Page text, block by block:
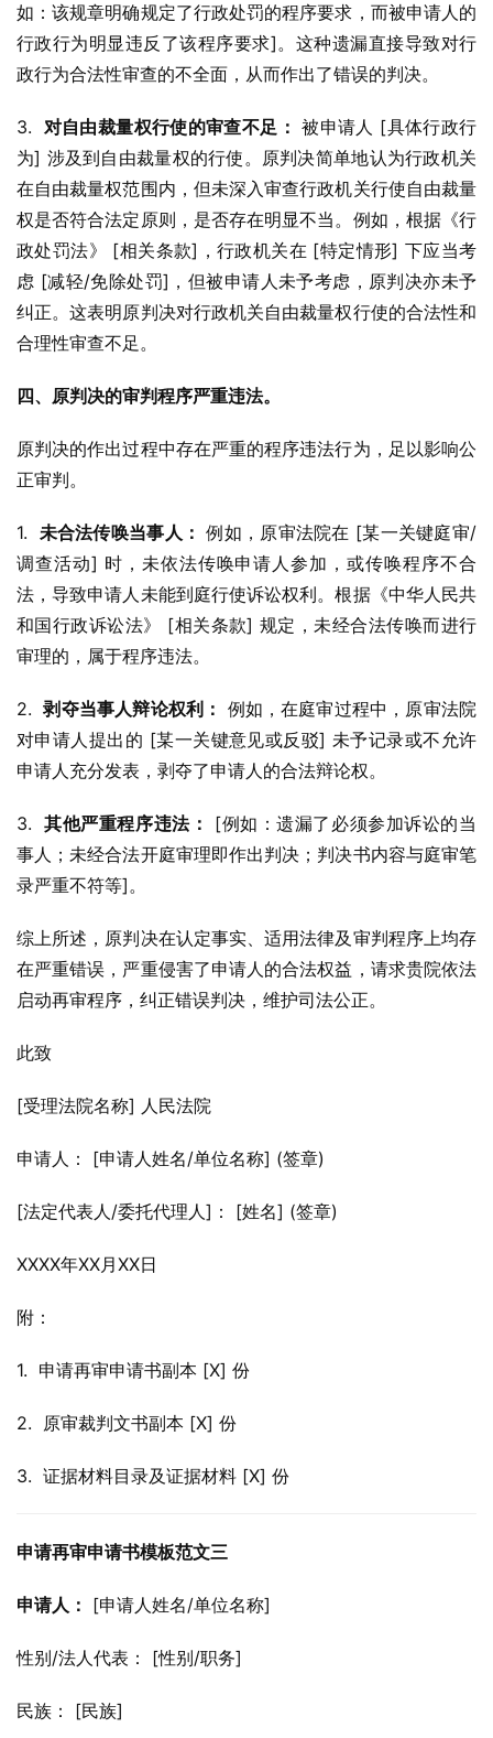
如：该规章明确规定了行政处罚的程序要求，而被申请人的
行政行为明显违反了该程序要求]。这种遗漏直接导致对行
政行为合法性审查的不全面，从而作出了错误的判决。
3. 对自由裁量权行使的审查不足： 被申请人 [具体行政行
为] 涉及到自由裁量权的行使。原判决简单地认为行政机关
在自由裁量权范围内，但未深入审查行政机关行使自由裁量
权是否符合法定原则，是否存在明显不当。例如，根据《行
政处罚法》 [相关条款]，行政机关在 [特定情形] 下应当考
虑 [减轻/免除处罚]，但被申请人未予考虑，原判决亦未予
纠正。这表明原判决对行政机关自由裁量权行使的合法性和
合理性审查不足。
四、原判决的审判程序严重违法。
原判决的作出过程中存在严重的程序违法行为，足以影响公
正审判。
1. 未合法传唤当事人： 例如，原审法院在 [某一关键庭审/
调查活动] 时，未依法传唤申请人参加，或传唤程序不合
法，导致申请人未能到庭行使诉讼权利。根据《中华人民共
和国行政诉讼法》 [相关条款] 规定，未经合法传唤而进行
审理的，属于程序违法。
2. 剥夺当事人辩论权利： 例如，在庭审过程中，原审法院
对申请人提出的 [某一关键意见或反驳] 未予记录或不允许
申请人充分发表，剥夺了申请人的合法辩论权。
3. 其他严重程序违法：
[例如：遗漏了必须参加诉讼的当
事人；未经合法开庭审理即作出判决；判决书内容与庭审笔
录严重不符等]。
综上所述，原判决在认定事实、适用法律及审判程序上均存
在严重错误，严重侵害了申请人的合法权益，请求贵院依法
启动再审程序，纠正错误判决，维护司法公正。
此致
[受理法院名称] 人民法院
申请人： [申请人姓名/单位名称] (签章)
[法定代表人/委托代理人]： [姓名] (签章)
XXXX年XX月XX日
附：
1.  申请再审申请书副本 [X] 份
2.  原审裁判文书副本 [X] 份
3.  证据材料目录及证据材料 [X] 份
申请再审申请书模板范文三
申请人： [申请人姓名/单位名称]
性别/法人代表： [性别/职务]
民族： [民族]